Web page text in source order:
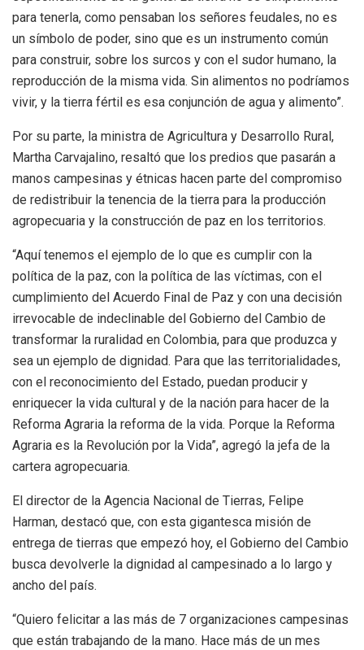
para tenerla, como pensaban los señores feudales, no es
un símbolo de poder, sino que es un instrumento común
para construir, sobre los surcos y con el sudor humano, la
reproducción de la misma vida. Sin alimentos no podríamos
vivir, y la tierra fértil es esa conjunción de agua y alimento”.
Por su parte, la ministra de Agricultura y Desarrollo Rural,
Martha Carvajalino, resaltó que los predios que pasarán a
manos campesinas y étnicas hacen parte del compromiso
de redistribuir la tenencia de la tierra para la producción
agropecuaria y la construcción de paz en los territorios.
“Aquí tenemos el ejemplo de lo que es cumplir con la
política de la paz, con la política de las víctimas, con el
cumplimiento del Acuerdo Final de Paz y con una decisión
irrevocable de indeclinable del Gobierno del Cambio de
transformar la ruralidad en Colombia, para que produzca y
sea un ejemplo de dignidad. Para que las territorialidades,
con el reconocimiento del Estado, puedan producir y
enriquecer la vida cultural y de la nación para hacer de la
Reforma Agraria la reforma de la vida. Porque la Reforma
Agraria es la Revolución por la Vida”, agregó la jefa de la
cartera agropecuaria.
El director de la Agencia Nacional de Tierras, Felipe
Harman, destacó que, con esta gigantesca misión de
entrega de tierras que empezó hoy, el Gobierno del Cambio
busca devolverle la dignidad al campesinado a lo largo y
ancho del país.
“Quiero felicitar a las más de 7 organizaciones campesinas
que están trabajando de la mano. Hace más de un mes